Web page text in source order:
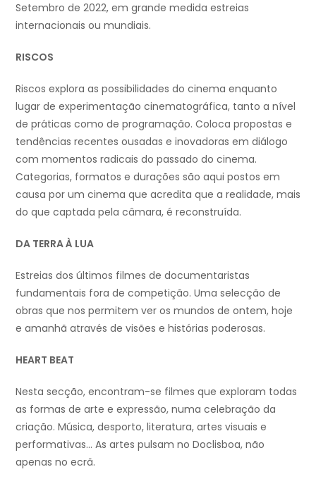
Setembro de 2022, em grande medida estreias
internacionais ou mundiais.
RISCOS
Riscos explora as possibilidades do cinema enquanto
lugar de experimentação cinematográfica, tanto a nível
de práticas como de programação. Coloca propostas e
tendências recentes ousadas e inovadoras em diálogo
com momentos radicais do passado do cinema.
Categorias, formatos e durações são aqui postos em
causa por um cinema que acredita que a realidade, mais
do que captada pela câmara, é reconstruída.
DA TERRA À LUA
Estreias dos últimos filmes de documentaristas
fundamentais fora de competição. Uma selecção de
obras que nos permitem ver os mundos de ontem, hoje
e amanhã através de visões e histórias poderosas.
HEART BEAT
Nesta secção, encontram-se filmes que exploram todas
as formas de arte e expressão, numa celebração da
criação. Música, desporto, literatura, artes visuais e
performativas… As artes pulsam no Doclisboa, não
apenas no ecrã.